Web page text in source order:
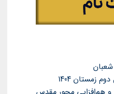
زمستان 1404